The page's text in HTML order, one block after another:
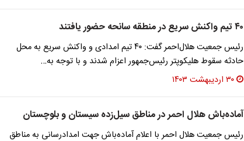
۴۰ تیم واکنش سریع در منطقه سانحه حضور یافتند
رئیس جمعیت هلال‌احمر گفت: ۴۰ تیم امدادی و واکنش سریع به محل
حادثه سقوط هلیکوپتر رئیس‌جمهور اعزام شدند و با توجه به…
۳۰ اردیبهشت ۱۴۰۳
آماده‌باش هلال احمر در مناطق سیل‌زده سیستان و بلوچستان
رئیس جمعیت هلال احمر با اعلام آماده‌باش جهت امدادرسانی به مناطق